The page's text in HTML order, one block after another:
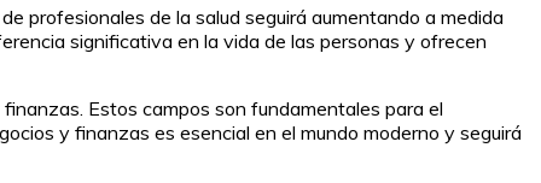
profesionales de la salud seguirá aumentando a medida
significativa en la vida de las personas y ofrecen
Estos campos son fundamentales para el
y finanzas es esencial en el mundo moderno y seguirá